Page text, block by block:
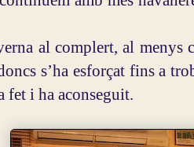
al complert, al
s’ha esforçat fins a
fet i ha aconseguit.